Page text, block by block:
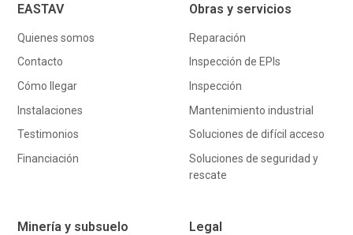
EASTAV
Quienes somos
Contacto
Cómo llegar
Instalaciones
Testimonios
Financiación
Obras y servicios
Reparación
Inspección de EPIs
Inspección
Mantenimiento industrial
Soluciones de difícil acceso
Soluciones de seguridad y
rescate
Minería y subsuelo Legal